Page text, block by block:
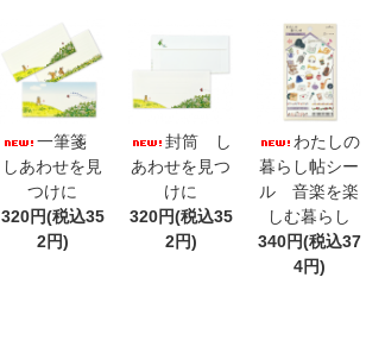
一筆箋
しあわせを見
つけに
320円(税込35
2円)
封筒 し
あわせを見つ
けに
320円(税込35
2円)
わたしの
暮らし帖シー
ル 音楽を楽
しむ暮らし
340円(税込37
4円)